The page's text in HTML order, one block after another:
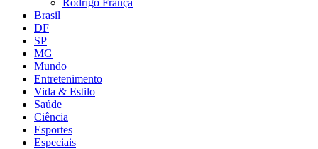
Brasil
DF
SP
MG
Mundo
Entretenimento
Vida & Estilo
Saúde
Ciência
Esportes
Especiais